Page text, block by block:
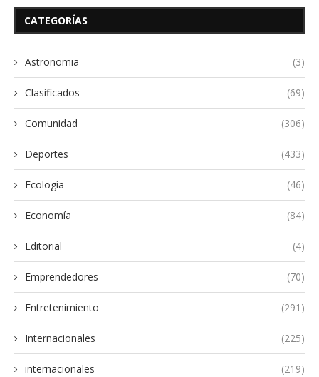
CATEGORÍAS
Astronomia (3)
Clasificados (69)
Comunidad (306)
Deportes (433)
Ecología (46)
Economía (84)
Editorial (4)
Emprendedores (70)
Entretenimiento (291)
Internacionales (225)
internacionales (219)